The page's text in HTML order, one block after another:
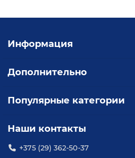
Информация
Дополнительно
Популярные категории
Наши контакты
+375 (29) 362-50-37